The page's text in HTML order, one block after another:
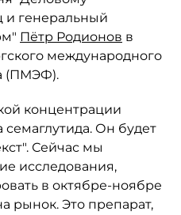
и генеральный
Пётр Родионов в
международного
(ПМЭФ).
концентрации
Он будет
Сейчас мы
исследования,
в октябре-ноябре
рынок. Это препарат,